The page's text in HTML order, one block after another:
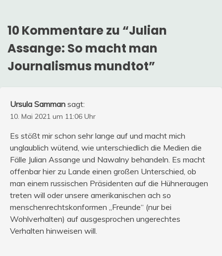
10 Kommentare zu “Julian
Assange: So macht man
Journalismus mundtot”
Ursula Samman sagt:
10. Mai 2021 um 11:06 Uhr
Es stößt mir schon sehr lange auf und macht mich
unglaublich wütend, wie unterschiedlich die Medien die
Fälle Julian Assange und Nawalny behandeln. Es macht
offenbar hier zu Lande einen großen Unterschied, ob
man einem russischen Präsidenten auf die Hühneraugen
treten will oder unsere amerikanischen ach so
menschenrechtskonformen „Freunde“ (nur bei
Wohlverhalten) auf ausgesprochen ungerechtes
Verhalten hinweisen will.